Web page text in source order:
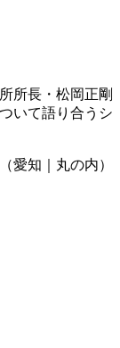
所長・松岡正剛
いて語り合うシ
愛知｜丸の内）